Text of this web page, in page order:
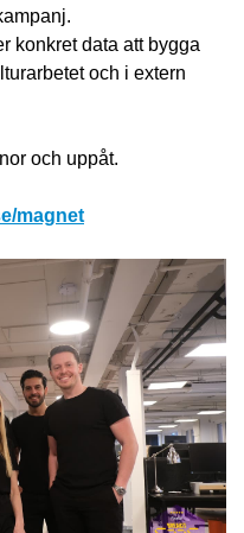
konkret data att bygga
och i extern
och uppåt.
magnet